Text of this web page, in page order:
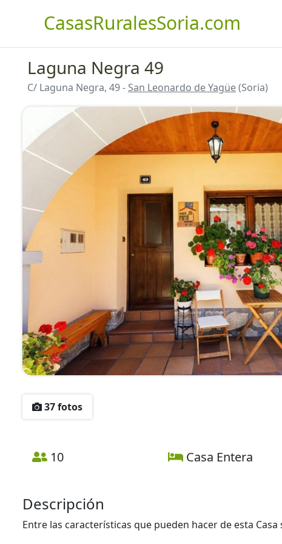
CasasRuralesSoria.com
Laguna Negra 49
C/ Laguna Negra, 49 - San Leonardo de Yagüe(Soria)
37 fotos
10 Casa Entera
Descripción
Entre las características que pueden hacer de esta